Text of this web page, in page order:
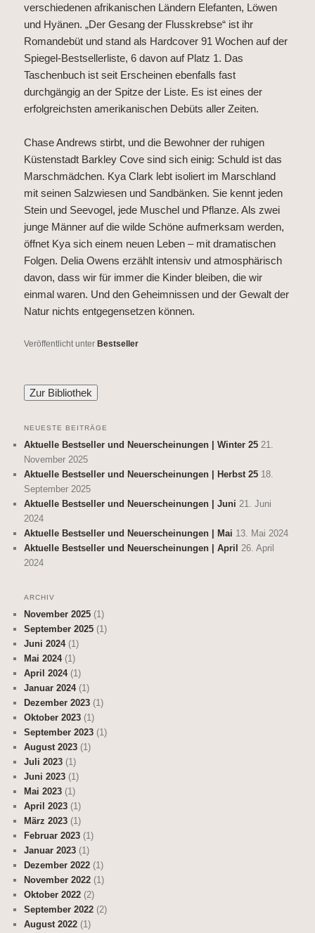
verschiedenen afrikanischen Ländern Elefanten, Löwen
und Hyänen. „Der Gesang der Flusskrebse“ ist ihr
Romandebüt und stand als Hardcover 91 Wochen auf der
Spiegel-Bestsellerliste, 6 davon auf Platz 1. Das
Taschenbuch ist seit Erscheinen ebenfalls fast
durchgängig an der Spitze der Liste. Es ist eines der
erfolgreichsten amerikanischen Debüts aller Zeiten.
Chase Andrews stirbt, und die Bewohner der ruhigen
Küstenstadt Barkley Cove sind sich einig: Schuld ist das
Marschmädchen. Kya Clark lebt isoliert im Marschland
mit seinen Salzwiesen und Sandbänken. Sie kennt jeden
Stein und Seevogel, jede Muschel und Pflanze. Als zwei
junge Männer auf die wilde Schöne aufmerksam werden,
öffnet Kya sich einem neuen Leben – mit dramatischen
Folgen. Delia Owens erzählt intensiv und atmosphärisch
davon, dass wir für immer die Kinder bleiben, die wir
einmal waren. Und den Geheimnissen und der Gewalt der
Natur nichts entgegensetzen können.
Veröffentlicht unter Bestseller
NEUESTE BEITRÄGE
Aktuelle Bestseller und Neuerscheinungen | Winter 25 21.
November 2025
Aktuelle Bestseller und Neuerscheinungen | Herbst 25 18.
September 2025
Aktuelle Bestseller und Neuerscheinungen | Juni 21. Juni
2024
Aktuelle Bestseller und Neuerscheinungen | Mai 13. Mai 2024
Aktuelle Bestseller und Neuerscheinungen | April
26. April
2024
ARCHIV
November 2025 (1)
September 2025 (1)
Juni 2024(1)
Mai 2024(1)
April 2024(1)
Januar 2024(1)
Dezember 2023 (1)
Oktober 2023 (1)
September 2023 (1)
August 2023 (1)
Juli 2023 (1)
Juni 2023 (1)
Mai 2023 (1)
April 2023 (1)
März 2023 (1)
Februar 2023 (1)
Januar 2023 (1)
Dezember 2022 (1)
November 2022 (1)
Oktober 2022 (2)
September 2022 (2)
August 2022 (1)